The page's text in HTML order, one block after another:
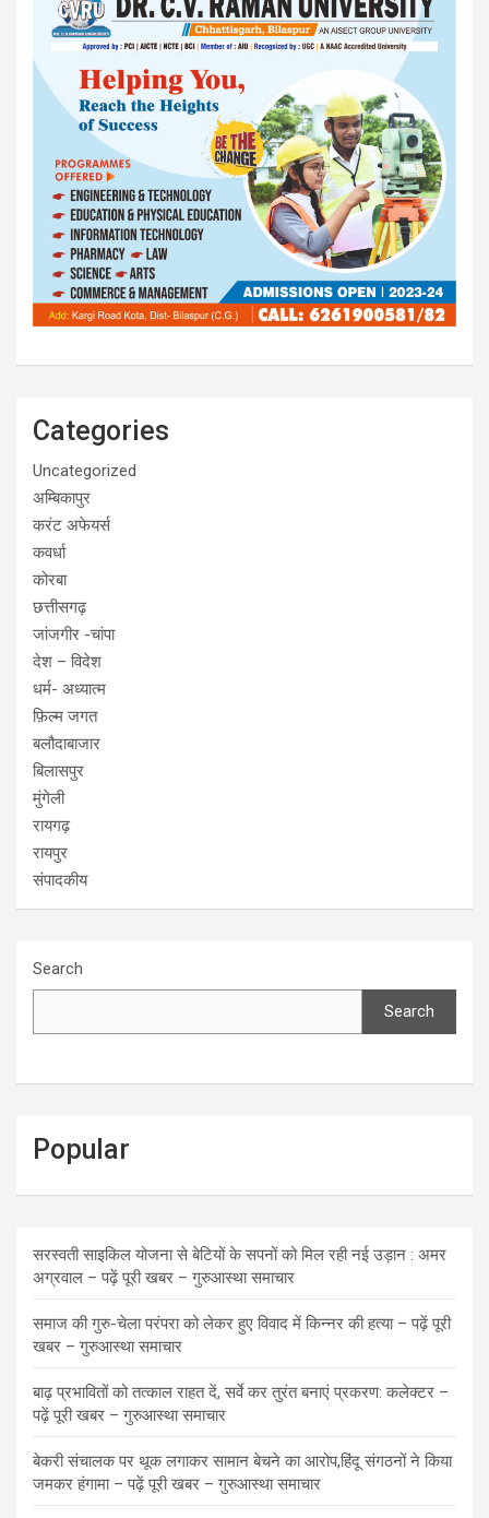
Categories
Uncategorized
अम्बिकापुर
करंट अफेयर्स
कवर्धा
कोरबा
छत्तीसगढ़
जांजगीर -चांपा
देश – विदेश
धर्म- अध्यात्म
फ़िल्म जगत
बलौदाबाजार
बिलासपुर
मुंगेली
रायगढ़
रायपुर
संपादकीय
Search
Search
Popular
सरस्वती साइकिल योजना से बेटियों के सपनों को मिल रही नई उड़ान : अमर
अग्रवाल – पढ़ें पूरी खबर – गुरुआस्था समाचार
समाज की गुरु-चेला परंपरा को लेकर हुए विवाद में किन्नर की हत्या – पढ़ें पूरी
खबर – गुरुआस्था समाचार
बाढ़ प्रभावितों को तत्काल राहत दें, सर्वे कर तुरंत बनाएं प्रकरण: कलेक्टर –
पढ़ें पूरी खबर – गुरुआस्था समाचार
बेकरी संचालक पर थूक लगाकर सामान बेचने का आरोप,हिंदू संगठनों ने किया
जमकर हंगामा – पढ़ें पूरी खबर – गुरुआस्था समाचार